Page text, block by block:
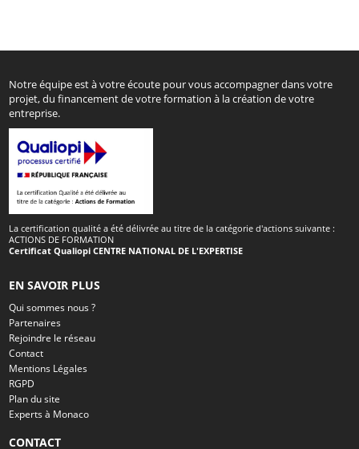
Notre équipe est à votre écoute pour vous accompagner dans votre
projet, du financement de votre formation à la création de votre
entreprise.
La certification qualité a été délivrée au titre de la catégorie d'actions suivante :
ACTIONS DE FORMATION
Certificat Qualiopi CENTRE NATIONAL DE L'EXPERTISE
EN SAVOIR PLUS
Qui sommes nous ?
Partenaires
Rejoindre le réseau
Contact
Mentions Légales
RGPD
Plan du site
Experts à Monaco
CONTACT